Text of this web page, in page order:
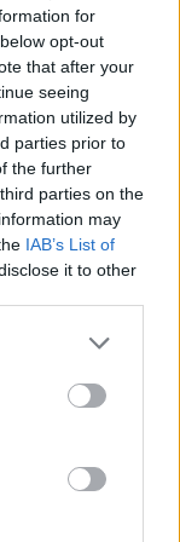
for
opt-out
that after your
seeing
utilized by
parties prior to
the further
parties on the
may
IAB’s List of
it to other
būtų
įkainius.